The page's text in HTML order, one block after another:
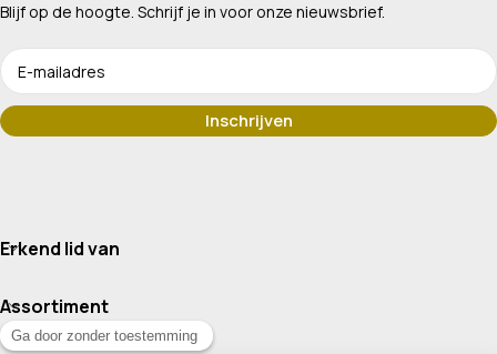
Blijf op de hoogte. Schrijf je in voor onze nieuwsbrief.
Erkend lid van
Assortiment